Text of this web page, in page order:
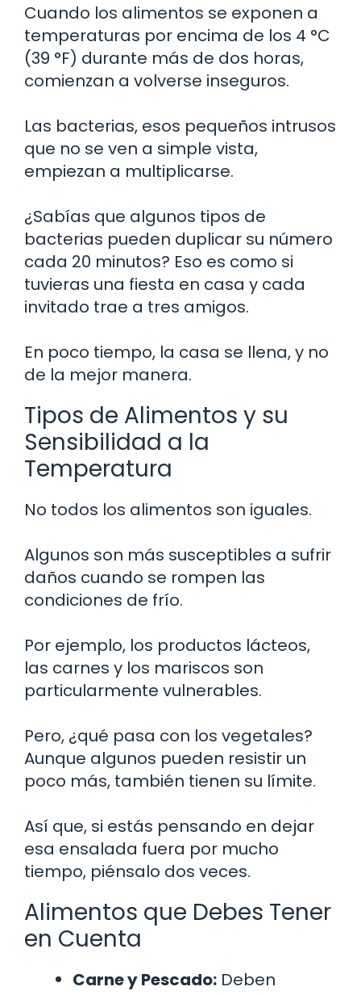
Cuando los alimentos se exponen a
temperaturas por encima de los 4 °C
(39 °F) durante más de dos horas,
comienzan a volverse inseguros.
Las bacterias, esos pequeños intrusos
que no se ven a simple vista,
empiezan a multiplicarse.
¿Sabías que algunos tipos de
bacterias pueden duplicar su número
cada 20 minutos? Eso es como si
tuvieras una fiesta en casa y cada
invitado trae a tres amigos.
En poco tiempo, la casa se llena, y no
de la mejor manera.
Tipos de Alimentos y su
Sensibilidad a la
Temperatura
No todos los alimentos son iguales.
Algunos son más susceptibles a sufrir
daños cuando se rompen las
condiciones de frío.
Por ejemplo, los productos lácteos,
las carnes y los mariscos son
particularmente vulnerables.
Pero, ¿qué pasa con los vegetales?
Aunque algunos pueden resistir un
poco más, también tienen su límite.
Así que, si estás pensando en dejar
esa ensalada fuera por mucho
tiempo, piénsalo dos veces.
Alimentos que Debes Tener
en Cuenta
Carne y Pescado: Deben